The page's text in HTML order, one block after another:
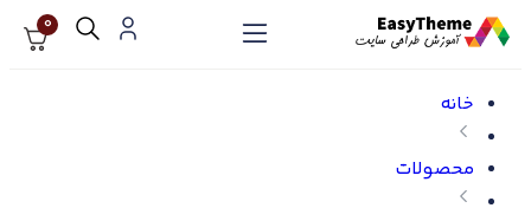
0
خانه
محصولات